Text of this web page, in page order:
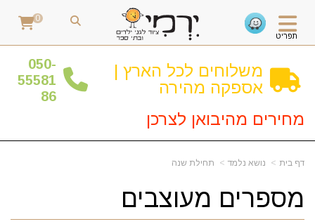
תפריט
0
משלוחים לכל הארץ |
אספקה מהירה
050-
55581
86
מחירים מהיבואן לצרכן
דף בית נושא נלמד תחילת שנה
מספרים מעוצבים